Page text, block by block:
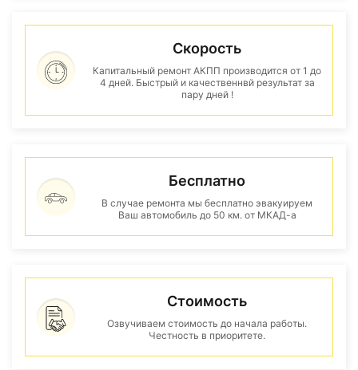
Скорость
Капитальный ремонт АКПП производится от 1 до
4 дней. Быстрый и качественнвй результат за
пару дней !
Бесплатно
В случае ремонта мы бесплатно эвакуируем
Ваш автомобиль до 50 км. от МКАД-а
Стоимость
Озвучиваем стоимость до начала работы.
Честность в приоритете.